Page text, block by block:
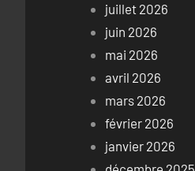
juillet 2026
juin 2026
mai 2026
avril 2026
mars 2026
février 2026
janvier 2026